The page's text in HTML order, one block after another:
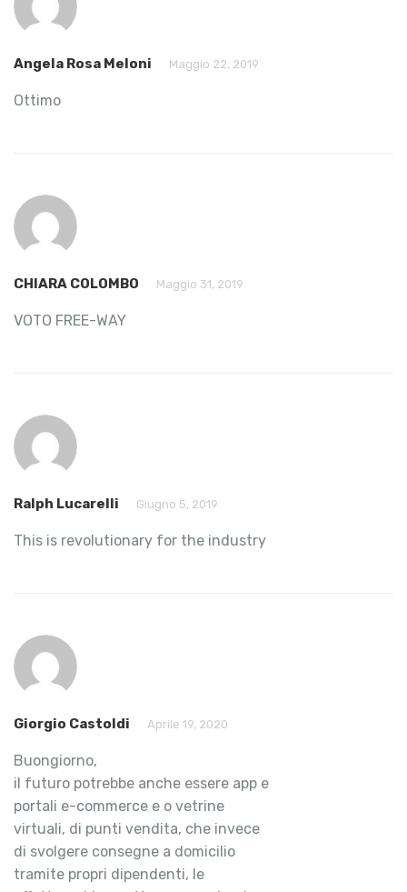
Angela Rosa Meloni Maggio 22, 2019
Ottimo
CHIARA COLOMBO Maggio 31, 2019
VOTO FREE-WAY
Ralph Lucarelli Giugno 5, 2019
This is revolutionary for the industry
Giorgio Castoldi Aprile 19, 2020
Buongiorno,
il futuro potrebbe anche essere app e
portali e-commerce e o vetrine
virtuali, di punti vendita, che invece
di svolgere consegne a domicilio
tramite propri dipendenti, le